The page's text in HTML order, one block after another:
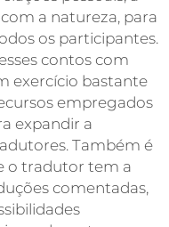
a natureza, para
os participantes.
contos com
exercício bastante
empregados
expandir a
Também é
o tradutor tem a
comentadas,